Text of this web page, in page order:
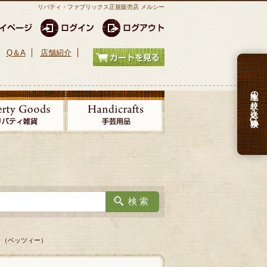
リバティ・ファブリックス正規販売店 メルシー
Q＆A 店舗紹介
生地の絞り込み検索
ベッツィー）